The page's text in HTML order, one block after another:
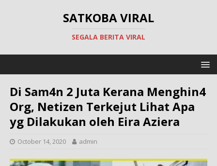
SATKOBA VIRAL
SEGALA BERITA VIRAL
Di Sam4n 2 Juta Kerana Menghin4
Org, Netizen Terkejut Lihat Apa
yg Dilakukan oleh Eira Aziera
October 14, 2020 admin